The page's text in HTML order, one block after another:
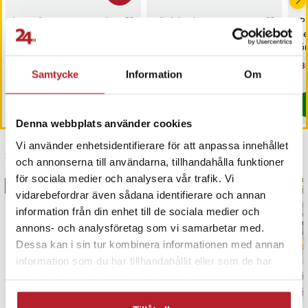
Samtycke Information Om
Denna webbplats använder cookies
Vi använder enhetsidentifierare för att anpassa innehållet
och annonserna till användarna, tillhandahålla funktioner
för sociala medier och analysera vår trafik. Vi
vidarebefordrar även sådana identifierare och annan
information från din enhet till de sociala medier och
annons- och analysföretag som vi samarbetar med.
Dessa kan i sin tur kombinera informationen med annan
information som du har tillhandahållit eller som de har
Honeywell CASE3
Honeywell CASE6
Honeywell ASIC JASIC-600
Delnummer
Honeywell CP-201
Honeywell ASIC600
Honeywell NPB-BATT
Sanik 1509
Artikelnummer:API-111683
iCarsoft CR MAX OBD /
OBD2 felkodsläsare /
bildiagnosverktyg /
Nuvarande pris
3 698 krTidigare pris 3 999 kr
3 698 kr
I lager, levereras inom 1-2 vardagar
Värdebevis
Pris
1 500 kr
I lager, levereras inom 1-2 vardagar
Senast besökta
BÄSTSÄLJARE